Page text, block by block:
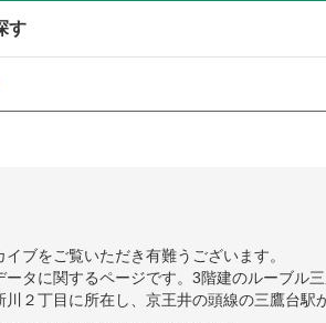
す
ブをご覧いただき有難うございます。
タに関するページです。3階建のルーブル
２丁目に所在し、京王井の頭線の三鷹台駅